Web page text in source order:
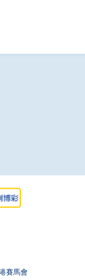
賽馬會